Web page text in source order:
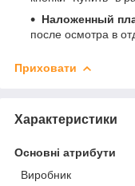
Наложенный
после осмотра в
Приховати
Характеристики
Основні атрибути
Виробник